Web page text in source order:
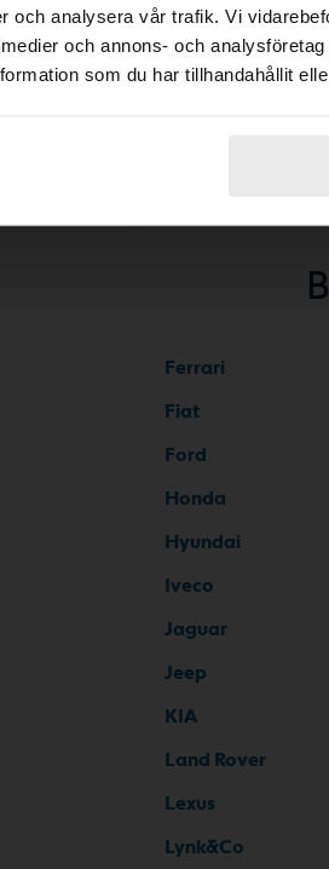
och analysera vår trafik. Vi
och annons- och
som du har tillhandahållit
BMW 5-serien
Ferrari
Fiat
Ford
Honda
Hyundai
Iveco
Jaguar
Jeep
KIA
Land Rover
Lexus
Lynk&Co
contains all the
Continue